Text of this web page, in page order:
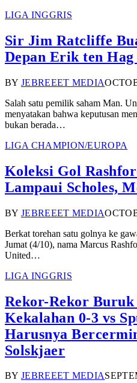
LIGA INGGRIS
Sir Jim Ratcliffe
Depan Erik ten
BY JEBREEET MEDIA
Salah satu pemilik saham Man.
menyatakan bahwa keputusan
bukan berada…
LIGA CHAMPION/EUROPA
Koleksi Gol
Lampaui Scholes,
BY JEBREEET MEDIA
Berkat torehan satu golnya ke
Jumat (4/10), nama Marcus
United…
LIGA INGGRIS
Rekor-Rekor
Kekalahan 0-3 vs
Harusnya
Solskjaer
BY JEBREEET MEDIA